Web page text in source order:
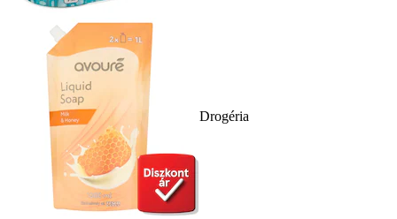
Drogéria